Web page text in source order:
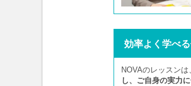
効率よく学べ
NOVAのレッスンは
し、ご自身の実力